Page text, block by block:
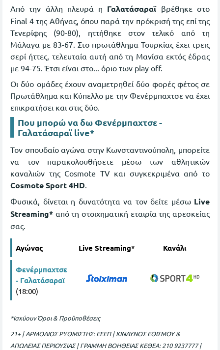
Από την άλλη πλευρά η Γαλατάσαραϊ βρέθηκε στο
Final 4 της Αθήνας, όπου παρά την πρόκρισή της επί της
Τενερίφης (90-80), ηττήθηκε στον τελικό από τη
Μάλαγα με 83-67. Στο πρωτάθλημα Τουρκίας έχει τρεις
σερί ήττες, τελευταία αυτή από τη Μανίσα εκτός έδρας
με 94-75. Έτσι είναι στο... όριο των play off.
Οι δύο ομάδες έχουν αναμετρηθεί δύο φορές φέτος σε
Πρωτάθλημα και Κύπελλο με την Φενέρμπαχτσε να έχει
επικρατήσει και στις δύο.
Που μπορώ να δω Φενέρμπαχτσε -
Γαλατάσαραϊ live*
Τον σπουδαίο αγώνα στην Κωνσταντινούπολη, μπορείτε
να τον παρακολουθήσετε μέσω των αθλητικών
καναλιών της Cosmote TV και συγκεκριμένα από το
Cosmote Sport 4HD.
Φυσικά, δίνεται η δυνατότητα να τον δείτε μέσω Live
Streaming* από τη στοιχηματική εταιρία της αρεσκείας
σας.
Αγώνας Live Streaming* Κανάλι
Φενέρμπαχτσε
- Γαλατάσαραϊ
(18:00)
*Ισχύουν Όροι & Προϋποθέσεις
21+ | ΑΡΜΟΔΙΟΣ ΡΥΘΜΙΣΤΗΣ: ΕΕΕΠ | ΚΙΝΔΥΝΟΣ ΕΘΙΣΜΟΥ &
ΑΠΩΛΕΙΑΣ ΠΕΡΙΟΥΣΙΑΣ | ΓΡΑΜΜΗ ΒΟΗΘΕΙΑΣ ΚΕΘΕΑ: 210 9237777 |